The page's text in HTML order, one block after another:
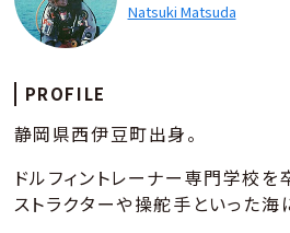
Natsuki Matsuda
PROFILE
静岡県西伊豆町出身。
ドルフィントレーナー専門学校を
ストラクターや操舵手といった海